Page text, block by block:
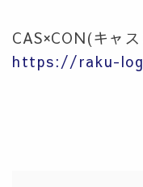
CAS×CON(キャ
https://raku-